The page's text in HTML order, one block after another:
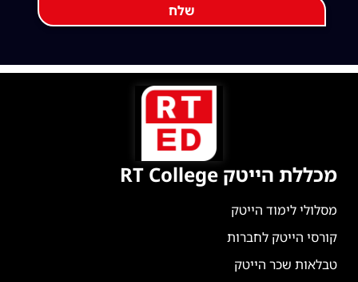
שלח
מכללת הייטק RT College
מסלולי לימוד הייטק
קורסי הייטק לחברות
טבלאות שכר הייטק